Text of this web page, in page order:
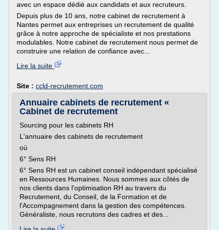
avec un espace dédié aux candidats et aux recruteurs.
Depuis plus de 10 ans, notre cabinet de recrutement à
Nantes permet aux entreprises un recrutement de qualité
grâce à notre approche de spécialiste et nos prestations
modulables. Notre cabinet de recrutement nous permet de
construire une relation de confiance avec...
Lire la suite
Site : ccld-recrutement.com
Annuaire cabinets de recrutement «
Cabinet de recrutement
Sourcing pour les cabinets RH
L'annuaire des cabinets de recrutement
où
6° Sens RH
6° Sens RH est un cabinet conseil indépendant spécialisé
en Ressources Humaines. Nous sommes aux côtés de
nos clients dans l'optimisation RH au travers du
Recrutement, du Conseil, de la Formation et de
l'Accompagnement dans la gestion des compétences.
Généraliste, nous recrutons des cadres et des...